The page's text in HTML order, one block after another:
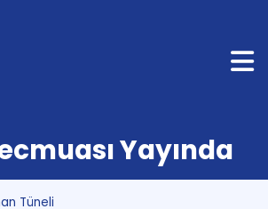
Yayında
Tüneli